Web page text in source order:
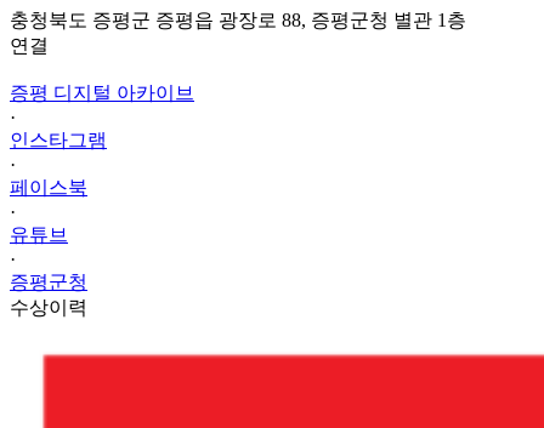
충청북도 증평군 증평읍 광장로 88, 증평군청 별관 1층
연결
증평 디지털 아카이브
·
인스타그램
·
페이스북
·
유튜브
·
증평군청
수상이력